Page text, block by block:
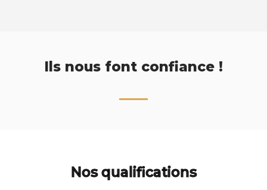
Ils nous font confiance !
Nos qualifications